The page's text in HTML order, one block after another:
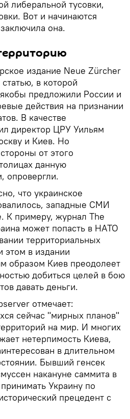
либеральной тусовки,
Вот и начинаются
она.
издание Neue Zürcher
в которой
предложили России и
действия на признании
В качестве
директор ЦРУ Уильям
и Киев. Но
от этого
данную
опровергли.
что украинское
западные СМИ
К примеру, журнал The
может попасть в НАТО
территориальных
этом в издании
образом Киев преодолеет
добиться целей в бою
давать деньги.
отмечает:
сейчас "мирных планов"
на мир. И многих
нетерпимость Киева,
в длительном
Бывший генсек
накануне саммита в
Украину по
прецедент с